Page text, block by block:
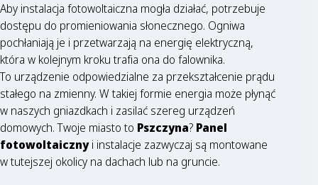
Aby instalacja fotowoltaiczna mogła działać, potrzebuje
dostępu do promieniowania słonecznego. Ogniwa
pochłaniają je i przetwarzają na energię elektryczną,
która w kolejnym kroku trafia ona do falownika.
To urządzenie odpowiedzialne za przekształcenie prądu
stałego na zmienny. W takiej formie energia może płynąć
w naszych gniazdkach i zasilać szereg urządzeń
domowych. Twoje miasto to Pszczyna? Panel
fotowoltaicznyi instalacje zazwyczaj są montowane
w tutejszej okolicy na dachach lub na gruncie.